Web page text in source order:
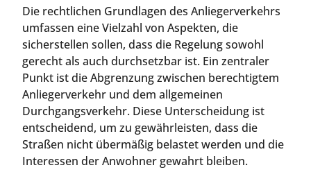
Die rechtlichen Grundlagen des Anliegerverkehrs
umfassen eine Vielzahl von Aspekten, die
sicherstellen sollen, dass die Regelung sowohl
gerecht als auch durchsetzbar ist. Ein zentraler
Punkt ist die Abgrenzung zwischen berechtigtem
Anliegerverkehr und dem allgemeinen
Durchgangsverkehr. Diese Unterscheidung ist
entscheidend, um zu gewährleisten, dass die
Straßen nicht übermäßig belastet werden und die
Interessen der Anwohner gewahrt bleiben.